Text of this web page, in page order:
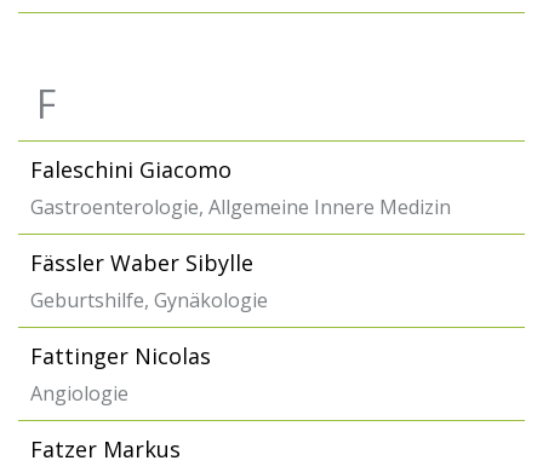
F
Faleschini Giacomo
Gastroenterologie, Allgemeine Innere Medizin
Fässler Waber Sibylle
Geburtshilfe, Gynäkologie
Fattinger Nicolas
Angiologie
Fatzer Markus